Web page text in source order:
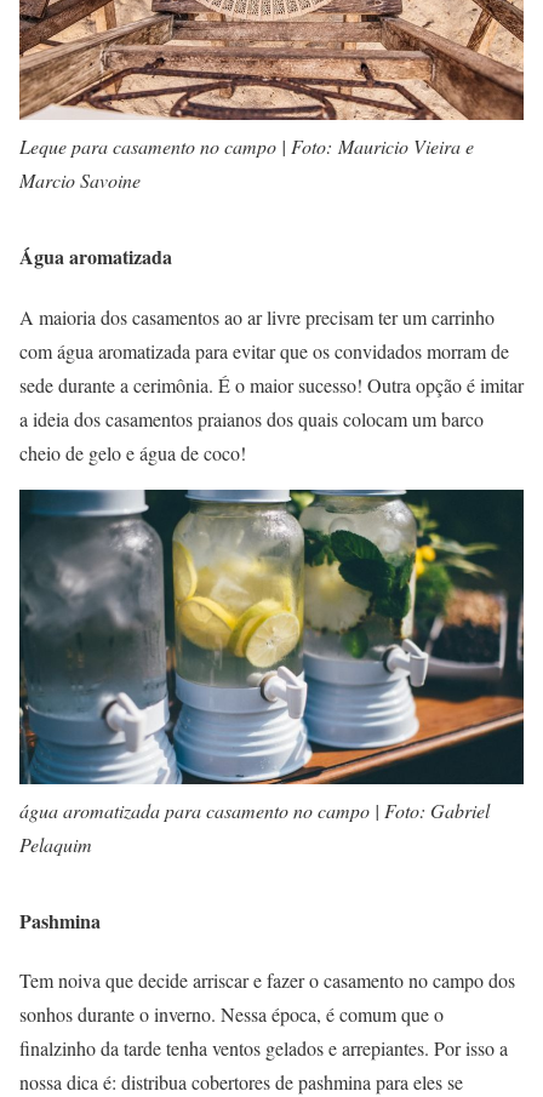
Leque para casamento no campo | Foto: Mauricio Vieira e
Marcio Savoine
Água aromatizada
A maioria dos casamentos ao ar livre precisam ter um carrinho
com água aromatizada para evitar que os convidados morram de
sede durante a cerimônia. É o maior sucesso! Outra opção é imitar
a ideia dos casamentos praianos dos quais colocam um barco
cheio de gelo e água de coco!
água aromatizada para casamento no campo | Foto: Gabriel
Pelaquim
Pashmina
Tem noiva que decide arriscar e fazer o casamento no campo dos
sonhos durante o inverno. Nessa época, é comum que o
finalzinho da tarde tenha ventos gelados e arrepiantes. Por isso a
nossa dica é: distribua cobertores de pashmina para eles se